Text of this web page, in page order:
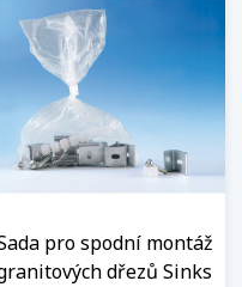
pro spodní montáž
dřezů Sinks